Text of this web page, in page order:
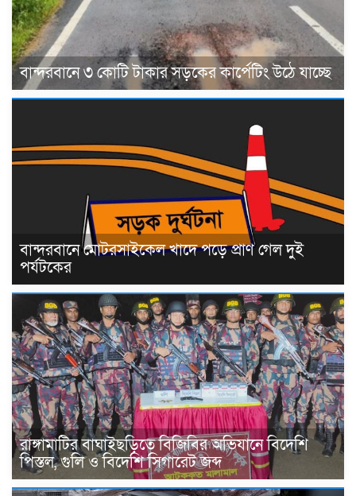
বান্দরবানে ৩ কোটি টাকার সড়কের কার্পেটিং উঠে যাচ্ছে
বান্দরবানে মোটরসাইকেল খাদে পড়ে প্রাণ গেল দুই
পর্যটকের
রাঙ্গামাটির বাঘাইছড়িতে বিজিবির অভিযানে বিদেশি
পিস্তল, গুলি ও বিদেশি সিগারেট জব্দ